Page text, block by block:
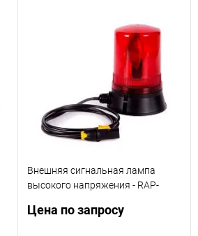
Запросить цену
Сравнение
Под заказ
Внешняя сигнальная лампа
высокого напряжения - RAP-
Цена по запросу